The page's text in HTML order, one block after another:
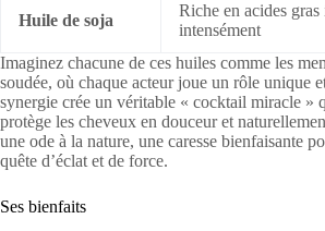
Huile de soja
Riche en acides
intensément
Imaginez chacune de ces huiles comme les
soudée, où chaque acteur joue un rôle unique
synergie crée un véritable « cocktail miracle »
protège les cheveux en douceur et
une ode à la nature, une caresse bienfaisante
quête d’éclat et de force.
Ses bienfaits